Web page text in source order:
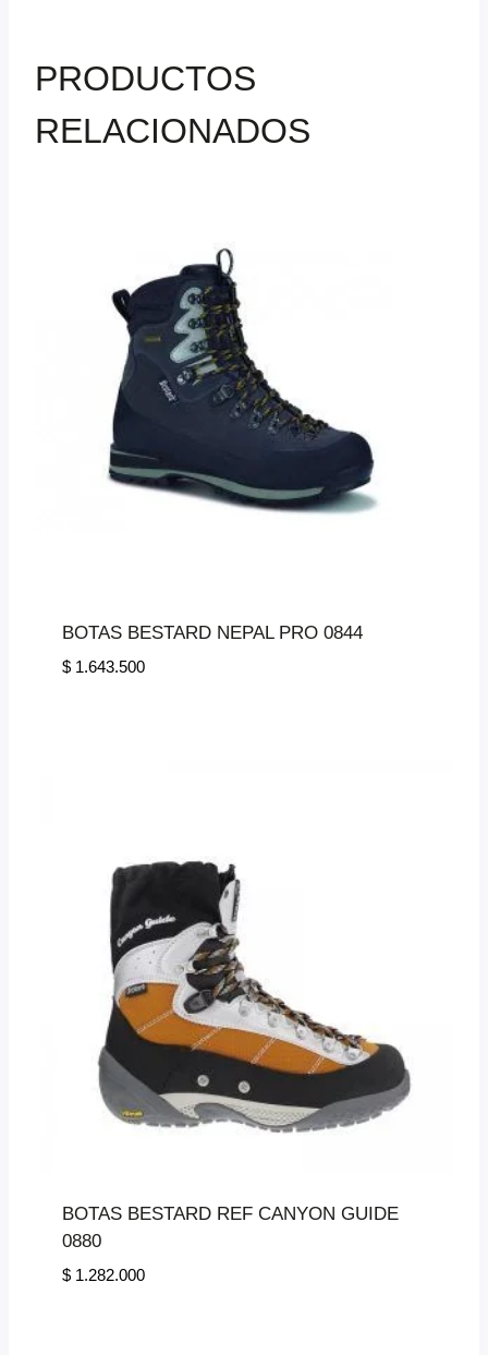
PRODUCTOS
RELACIONADOS
BOTAS BESTARD NEPAL PRO 0844
$1.643.500
BOTAS BESTARD REF CANYON GUIDE
0880
$1.282.000